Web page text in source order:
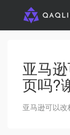
亚马
页吗?
亚马逊可以改